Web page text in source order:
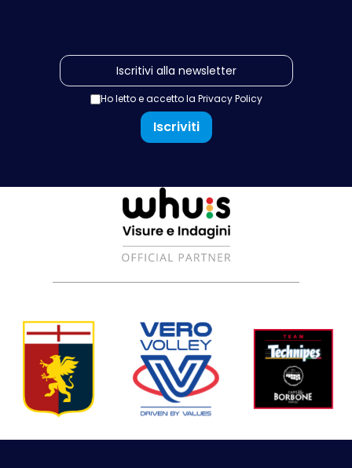
Ho letto e accetto la Privacy Policy
Iscriviti